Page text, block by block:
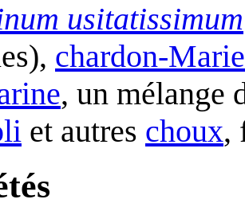
usitatissimum
chardon-Marie
, un mélange
et autres choux,